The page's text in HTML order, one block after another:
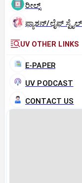
ರೀಲ್ಸ್
ಫ್ಯಾಶನ್/ಲೈಫ್‌ ಸ್ಟೈಲ್
UV OTHER LINKS
E-PAPER
UV PODCAST
CONTACT US